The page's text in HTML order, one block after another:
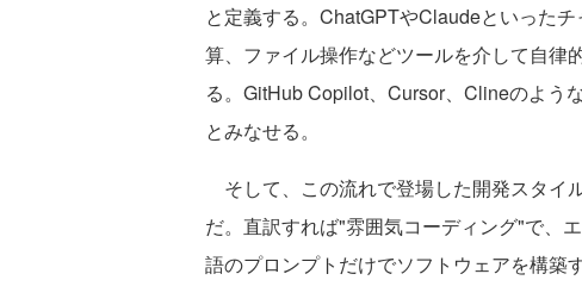
と定義する。ChatGPTやClaudeといった
算、ファイル操作などツールを介して自律
る。GitHub Copilot、Cursor、Clineのよう
とみなせる。
そして、この流れで登場した開発スタイ
だ。直訳すれば"雰囲気コーディング"で、
語のプロンプトだけでソフトウェアを構築